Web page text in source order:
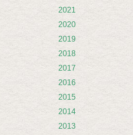
2021
2020
2019
2018
2017
2016
2015
2014
2013